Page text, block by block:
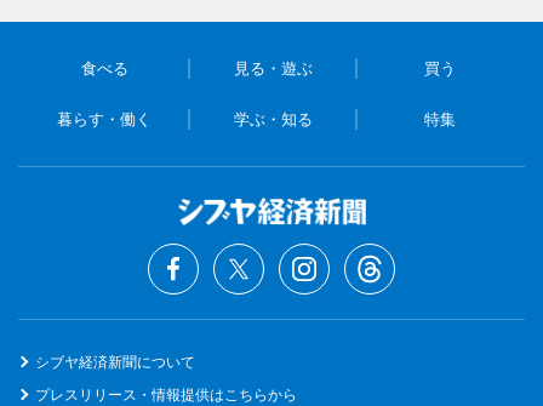
食べる 見る・遊ぶ 買う
暮らす・働く 学ぶ・知る 特集
シブヤ経済新聞について
プレスリリース・情報提供はこちらから